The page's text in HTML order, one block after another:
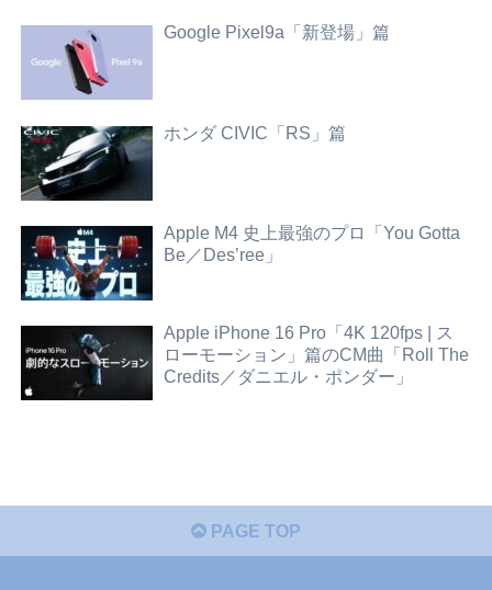
Google Pixel9a「新登場」篇
ホンダ CIVIC「RS」篇
Apple M4 史上最強のプロ「You Gotta
Be／Des’ree」
Apple iPhone 16 Pro「4K 120fps | ス
ローモーション」篇のCM曲「Roll The
Credits／ダニエル・ポンダー」
PAGE TOP